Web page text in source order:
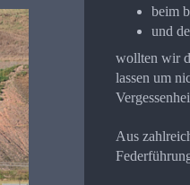
beim
und
wollten wir
lassen um
Aus